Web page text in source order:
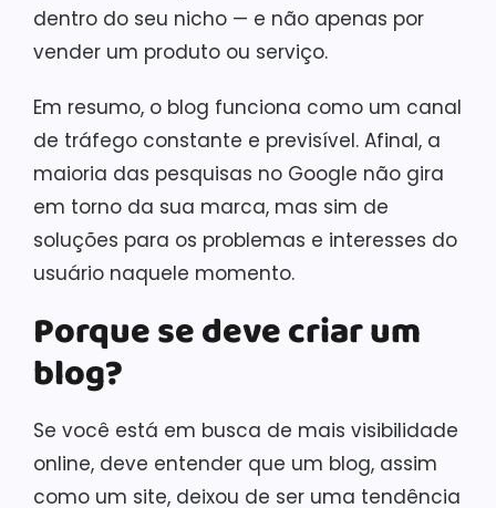
dentro do seu nicho — e não apenas por
vender um produto ou serviço.
Em resumo, o blog funciona como um canal
de tráfego constante e previsível. Afinal, a
maioria das pesquisas no Google não gira
em torno da sua marca, mas sim de
soluções para os problemas e interesses do
usuário naquele momento.
Porque se deve criar um
blog?
Se você está em busca de mais visibilidade
online, deve entender que um blog, assim
como um site, deixou de ser uma tendência